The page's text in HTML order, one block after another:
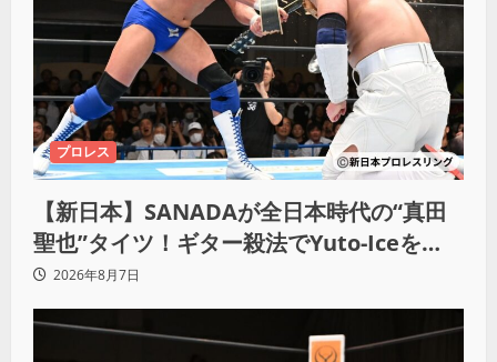
プロレス
【新日本】SANADAが全日本時代の“真田
聖也”タイツ！ギター殺法でYuto-Iceを
KO「俺と闘う時は考えろ。感じるな」
2026年8月7日